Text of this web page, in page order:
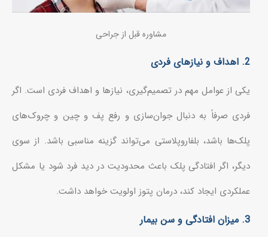
مشاوره قبل از جراحی
2. اهداف و نیازهای فردی
یکی از عوامل مهم در تصمیم‌گیری، نیازها و اهداف فردی است. اگر
فردی صرفاً به دنبال جوان‌سازی و رفع پف و چین و چروک‌های
پلک‌ها باشد، بلفاروپلاستی می‌تواند گزینه مناسبی باشد. از سوی
دیگر، اگر افتادگی پلک باعث محدودیت در دید فرد شود یا مشکل
عملکردی ایجاد کند، درمان پتوز اولویت خواهد داشت.
3. میزان افتادگی و سن بیمار